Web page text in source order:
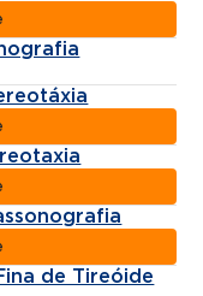
de Tireóide